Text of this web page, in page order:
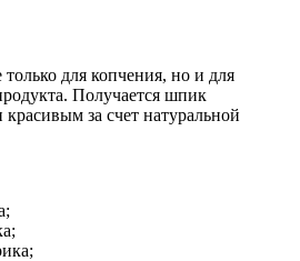
для копчения, но и для
Получается шпик
за счет натуральной